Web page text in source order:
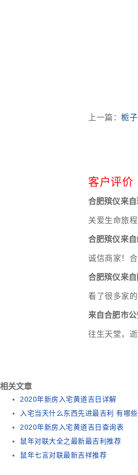
上一篇： 栀
客户评价
合肥殡仪来
关爱生命旅
合肥殡仪来
诚信商家！
合肥殡仪来
看了很多家
来自合肥市
往生天堂，
相关文章
2020年新房入宅黄道吉日详解
入宅当天什么东西先进最吉利 有哪
2020年新房入宅黄道吉日查询表
鼠年对联大全之最新最吉利推荐
鼠年七言对联最新吉祥推荐